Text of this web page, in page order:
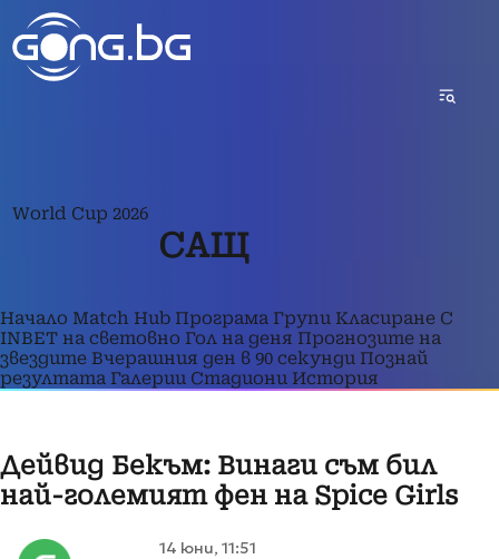
World Cup 2026
САЩ
Начало Match Hub Програма Групи Класиране С
INBET на световно Гол на деня Прогнозите на
звездите Вчерашния ден в 90 секунди Познай
резултата Галерии Стадиони История
Дейвид Бекъм: Винаги съм бил
най-големият фен на Spice Girls
14 юни, 11:51